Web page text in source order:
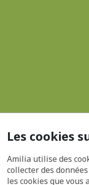
Les cookies
Amilia utilise des
collecter des
les cookies que vous